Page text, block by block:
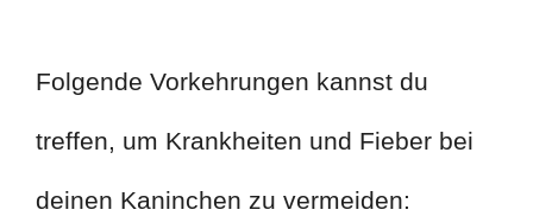
Folgende Vorkehrungen kannst du
treffen, um Krankheiten und Fieber bei
deinen Kaninchen zu vermeiden: